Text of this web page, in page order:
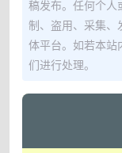
稿发布。任何个人
制、盗用、采集、
体平台。如若本站
们进行处理。